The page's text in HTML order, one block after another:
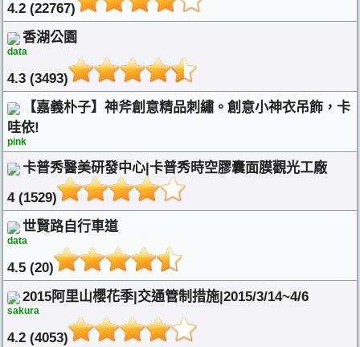
4.2 (22767)
香湖公園
data
4.3 (3493)
【嘉義朴子】神斧創意精品刺繡。創意小神衣吊飾，卡
哇依!
pink
卡普秀醫美研發中心|卡普秀時空膠囊面膜觀光工廠
4 (1529)
世賢路自行車道
data
4.5 (20)
2015阿里山櫻花季|交通管制措施|2015/3/14~4/6
sakura
4.2 (4053)